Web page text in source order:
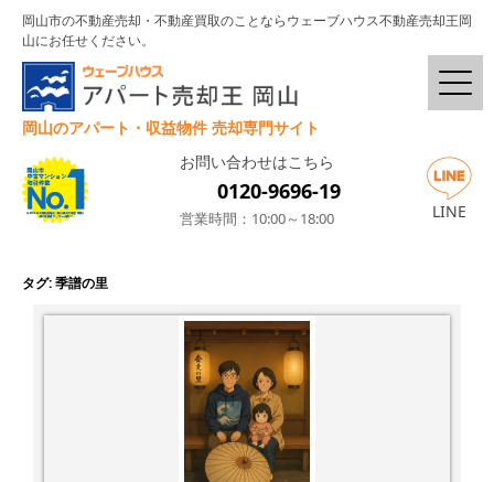
岡山市の不動産売却・不動産買取のことならウェーブハウス不動産売却王岡
山にお任せください。
岡山のアパート・収益物件 売却専門サイト
お問い合わせはこちら
0120-9696-19
営業時間：10:00～18:00 LINE
タグ:季譜の里